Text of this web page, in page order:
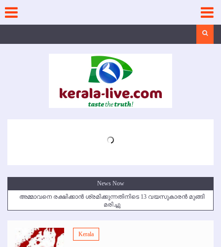
content
News Now
അമ്മാവനെ രക്ഷിക്കാന്‍ ശ്രമിക്കുന്നതിനിടെ 13 വയസുകാരന്‍ മുങ്ങി
മരിച്ചു
മമ്പുറം ആണ്ടു നേര്‍ച്ച ജൂണ്‍ 17 മുതല്‍
ഇനി രമേശ് പിഷാരടി സ്റ്റേജ് ഷോകള്‍ക്ക് ഇല്ല
Kerala